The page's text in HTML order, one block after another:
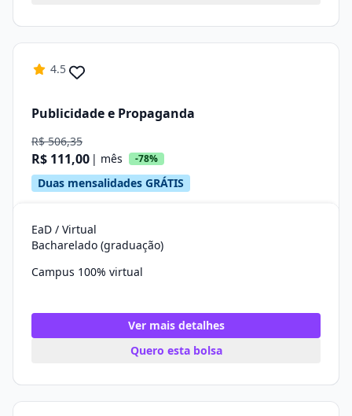
4.5
Publicidade e Propaganda
R$ 506,35
R$ 111,00 | mês -78%
Duas mensalidades GRÁTIS
EaD / Virtual
Bacharelado (graduação)
Campus 100% virtual
Ver mais detalhes
Quero esta bolsa